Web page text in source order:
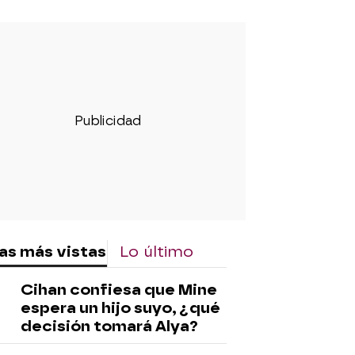
más vistas Lo último
Cihan confiesa que Mine
espera un hijo suyo, ¿qué
decisión tomará Alya?